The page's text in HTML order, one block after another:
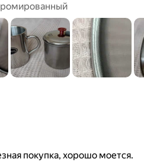
покупка, хорошо моется.